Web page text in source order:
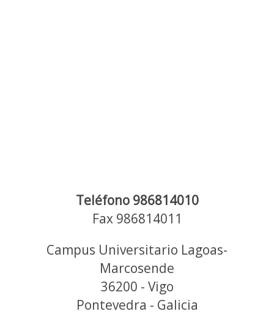
Teléfono 986814010
Fax 986814011
Campus Universitario Lagoas-
Marcosende
36200 - Vigo
Pontevedra - Galicia